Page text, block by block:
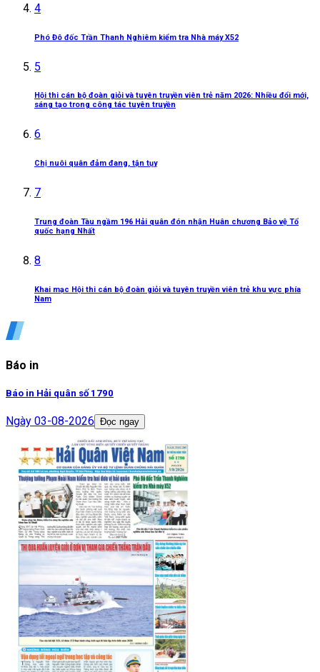
4
Phó Đô đốc Trần Thanh Nghiêm kiểm tra Nhà máy X52
5
Hội thi cán bộ đoàn giỏi và tuyên truyền viên trẻ năm 2026: Nhiều đổi mới,
sáng tạo trong công tác tuyên truyền
6
Chị nuôi quân đảm đang, tận tụy
7
Trung đoàn Tàu ngầm 196 Hải quân đón nhận Huân chương Bảo vệ Tổ
quốc hạng Nhất
8
Khai mạc Hội thi cán bộ đoàn giỏi và tuyên truyền viên trẻ khu vực phía
Nam
Báo in
Báo in Hải quân số 1790
Ngày 03-08-2026 Đọc ngay